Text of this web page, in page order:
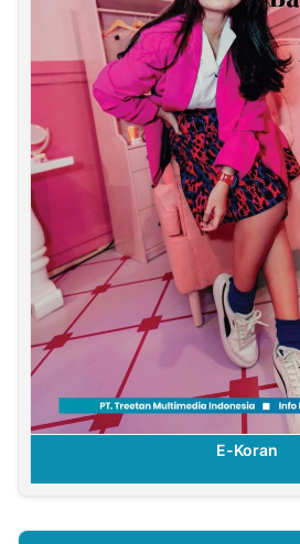
E-Koran